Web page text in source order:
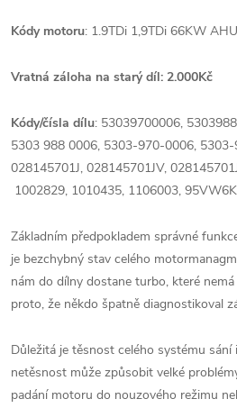
Kódy motoru: 1.9TDi 1,9TDi 66KW
Vratná záloha na starý díl: 2.000Kč
Kódy/čísla dílu: 53039700006,
5303 988 0006, 5303-970-0006,
028145701J, 028145701JV,
1002829, 1010435, 1106003,
Základním předpokladem správné
je bezchybný stav celého
nám do dílny dostane turbo, které
proto, že někdo špatně diagnostikoval
Důležitá je těsnost celého systému
netěsnost může způsobit velké
padání motoru do nouzového režimu